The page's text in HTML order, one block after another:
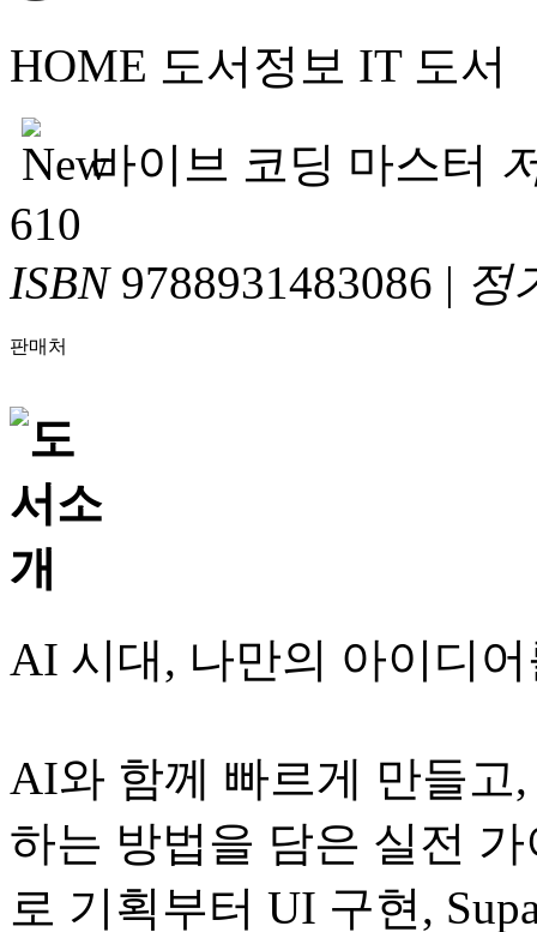
HOME 도서정보 IT 도서
바이브 코딩 마스터
610
ISBN9788931483086 | 정
판매처
AI 시대, 나만의 아이디
AI와 함께 빠르게 만들고
하는 방법을 담은 실전
로 기획부터 UI 구현,